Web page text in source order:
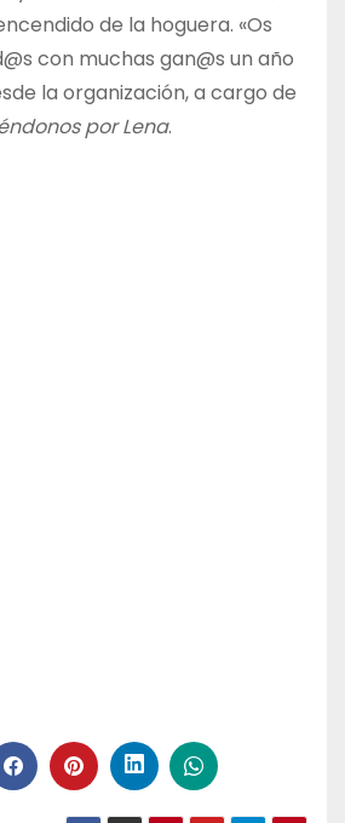
de la hoguera. «Os
con muchas gan@s un año
la organización, a cargo de
por Lena.